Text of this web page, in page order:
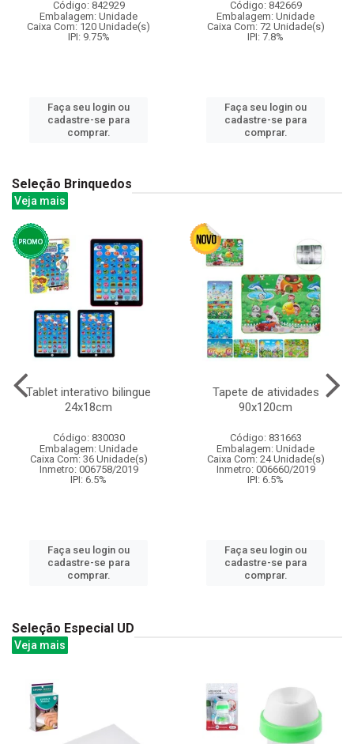
Código: 842929
Embalagem: Unidade
Caixa Com: 120 Unidade(s)
IPI: 9.75%
Faça seu login ou
cadastre-se para
comprar.
Código: 842669
Embalagem: Unidade
Caixa Com: 72 Unidade(s)
IPI: 7.8%
Faça seu login ou
cadastre-se para
comprar.
Seleção Brinquedos
Veja mais
Tablet interativo bilingue
24x18cm
Código: 830030
Embalagem: Unidade
Caixa Com: 36 Unidade(s)
Inmetro: 006758/2019
IPI: 6.5%
Faça seu login ou
cadastre-se para
comprar.
Tapete de atividades
90x120cm
Código: 831663
Embalagem: Unidade
Caixa Com: 24 Unidade(s)
Inmetro: 006660/2019
IPI: 6.5%
Faça seu login ou
cadastre-se para
comprar.
Seleção Especial UD
Veja mais